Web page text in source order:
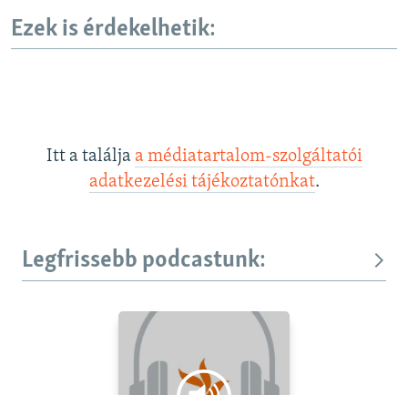
Ezek is érdekelhetik:
Itt a találja a médiatartalom-szolgáltatói
adatkezelési tájékoztatónkat.
Legfrissebb podcastunk: